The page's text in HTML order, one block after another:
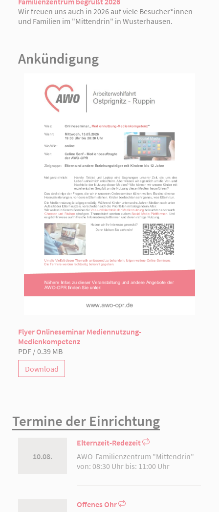
Wir freuen uns auch in 2026 auf viele Besucher*innen
und Familien im "Mittendrin" in Wusterhausen.
Ankündigung
Flyer Onlineseminar Mediennutzung-
Medienkompetenz
PDF / 0.39 MB
Download
Termine der Einrichtung
10.08.
Elternzeit-Redezeit
AWO-Familienzentrum "Mittendrin"
von: 08:30 Uhr bis: 11:00 Uhr
Offenes Ohr